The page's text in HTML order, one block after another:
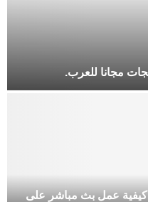
كيفية عمل بث مباشر على